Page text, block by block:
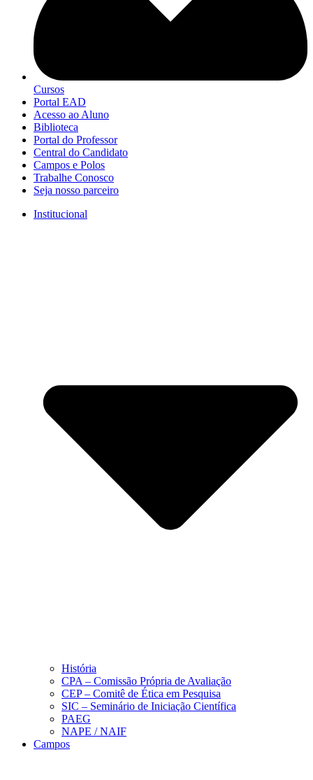
Cursos
Portal EAD
Acesso ao Aluno
Biblioteca
Portal do Professor
Central do Candidato
Campos e Polos
Trabalhe Conosco
Seja nosso parceiro
Institucional
História
CPA – Comissão Própria de Avaliação
CEP – Comitê de Ética em Pesquisa
SIC – Seminário de Iniciação Científica
PAEG
NAPE / NAIF
Campos